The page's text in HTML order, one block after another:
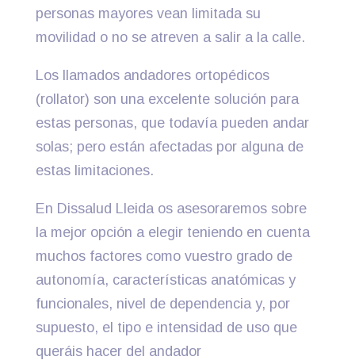
personas mayores vean limitada su
movilidad o no se atreven a salir a la calle.
Los llamados andadores ortopédicos
(rollator) son una excelente solución para
estas personas, que todavía pueden andar
solas; pero están afectadas por alguna de
estas limitaciones.
En Dissalud Lleida os asesoraremos sobre
la mejor opción a elegir teniendo en cuenta
muchos factores como vuestro grado de
autonomía, características anatómicas y
funcionales, nivel de dependencia y, por
supuesto, el tipo e intensidad de uso que
queráis hacer del andador